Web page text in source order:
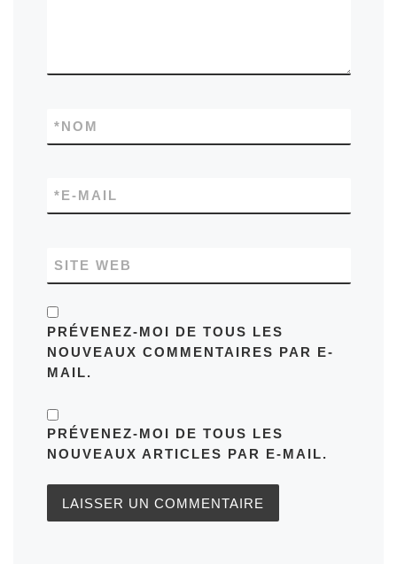
NOM
*
E-MAIL
*
SITE WEB
PRÉVENEZ-MOI DE TOUS LES
NOUVEAUX COMMENTAIRES PAR E-
MAIL.
PRÉVENEZ-MOI DE TOUS LES
NOUVEAUX ARTICLES PAR E-MAIL.